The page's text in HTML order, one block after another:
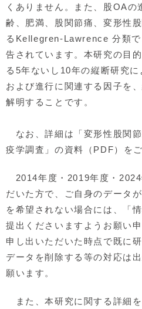
くありません。また、股OA
齢、肥満、股関節痛、変形性
るKellegren-Lawrence 分類で
告されています。本研究の目
る5年ないし10年の縦断研究
および進行に関連する因子を
解明することです。
なお、詳細は「変形性股関
疫学調査」の資料（PDF）を
2014年度・2019年度・2024
だいた方で、ご自身のデータ
を希望されない場合には、「
提出くださいますようお願い
申し出いただいた時点で既に
データを削除する等の対応は
願います。
また、本研究に関する詳細を